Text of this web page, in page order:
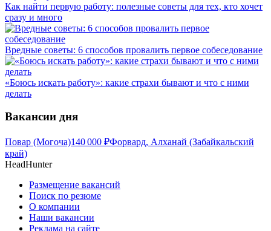
Как найти первую работу: полезные советы для тех, кто хочет
сразу и много
Вредные советы: 6 способов провалить первое собеседование
«Боюсь искать работу»: какие страхи бывают и что с ними
делать
Вакансии дня
Повар (Могоча)140 000 ₽Форвард, Алханай (Забайкальский
край)
HeadHunter
Размещение вакансий
Поиск по резюме
О компании
Наши вакансии
Реклама на сайте